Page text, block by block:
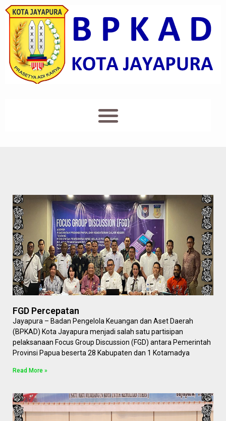
FGD Percepatan
Jayapura – Badan Pengelola Keuangan dan Aset Daerah
(BPKAD) Kota Jayapura menjadi salah satu partisipan
pelaksanaan Focus Group Discussion (FGD) antara Pemerintah
Provinsi Papua beserta 28 Kabupaten dan 1 Kotamadya
Read More »